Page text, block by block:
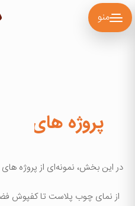
منو
پروژه های
در این بخش، نمونه‌ای از پروژه
از نمای چوب پلاست تا کفپوش